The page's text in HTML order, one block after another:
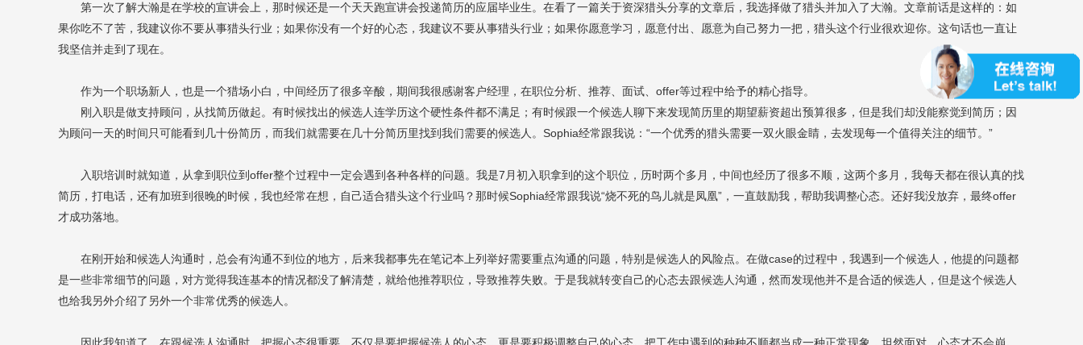
第一次了解大瀚是在学校的宣讲会上，那时候还是一个天天跑宣讲会投递简历的应届毕业生。 在看了一篇关于资深猎头分享的文章后，我选择做了猎头并加入了大瀚。文章前话是这样的：如
果你吃不了苦，我建议你不要从事猎头行业；如果你没有一个好的心态，我建议不要从事猎头行业；如果你愿意学习，愿意付出、愿意为自己努力一把，猎头这个行业很欢迎你。这句话也一直让
我坚信并走到了现在。
作为一个职场新人，也是一个猎场小白，中间经历了很多辛酸，期间我很感谢客户经理，在职位分析、推荐、面试、 offer等过程中给予的精心指导。
刚入职是做支持顾问，从找简历做起。有时候找出的候选人连学历这个硬性条件都不满足；有时候跟一个候选人聊下来发现简历里的期望薪资超出预算很多，但是我们却没能察觉到简历；因
为顾问一天的时间只可能看到几十份简历，而我们就需要在几十分简历里找到我们需要的候选人。 Sophia经常跟我说：“一个优秀的猎头需要一双火眼金睛，去发现每一个值得关注的细节。”
入职培训时就知道，从拿到职位到offer整个过程中一定会遇到各种各样的问题。我是7 月初入职拿到的这个职位，历时两个多月，中间也经历了很多不顺，这两个多月，我每天都在很认真的找
简历，打电话，还有加班到很晚的时候，我也经常在想，自己适合猎头这个行业吗？那时候Sophia经常跟我说“烧不死的鸟儿就是凤凰” ，一直鼓励我，帮助我调整心态。还好我没放弃，最终offer
才成功落地。
在刚开始和候选人沟通时，总会有沟通不到位的地方，后来我都事先在笔记本上列举好需要重点沟通的问题，特别是候选人的风险点。在做case的过程中，我遇到一个候选人，他提的问题都
是一些非常细节的问题，对方觉得我连基本的情况都没了解清楚，就给他推荐职位，导致推荐失败。于是我就转变自己的心态去跟候选人沟通，然而发现他并不是合适的候选人，但是这个候选人
也给我另外介绍了另外一个非常优秀的候选人。